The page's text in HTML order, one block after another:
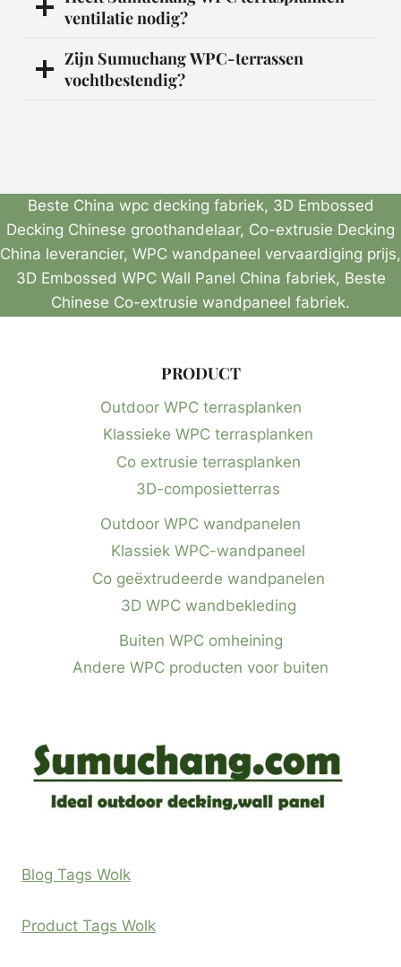
ventilatie nodig?
Zijn Sumuchang WPC-terrassen
vochtbestendig?
Beste China wpc decking fabriek, 3D Embossed
Decking Chinese groothandelaar, Co-extrusie Decking
China leverancier, WPC wandpaneel vervaardiging prijs,
3D Embossed WPC Wall Panel China fabriek, Beste
Chinese Co-extrusie wandpaneel fabriek.
PRODUCT
Outdoor WPC terrasplanken
Klassieke WPC terrasplanken
Co extrusie terrasplanken
3D-composietterras
Outdoor WPC wandpanelen
Klassiek WPC-wandpaneel
Co geëxtrudeerde wandpanelen
3D WPC wandbekleding
Buiten WPC omheining
Andere WPC producten voor buiten
Blog Tags Wolk
Product Tags Wolk